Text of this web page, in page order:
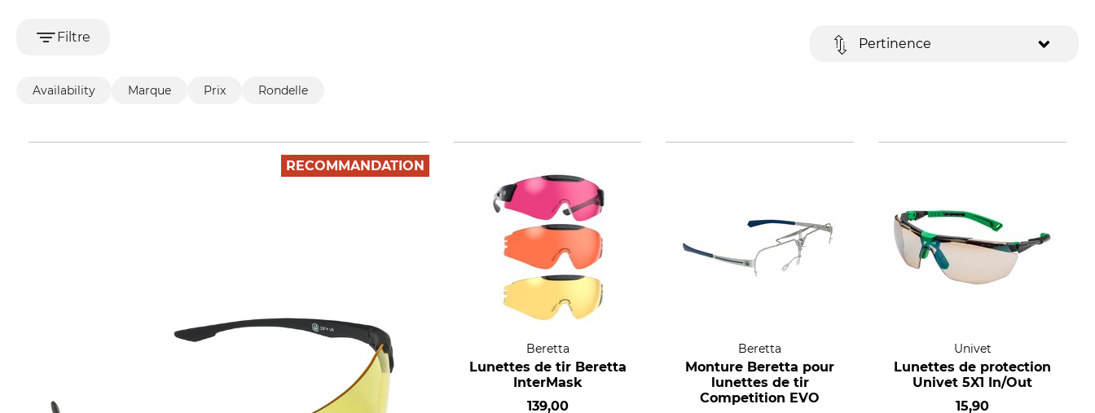
Filtre Pertinence
Availability Marque Prix Rondelle
RECOMMANDATION
Beretta
Lunettes de tir Beretta
InterMask
139,00
Beretta
Monture Beretta pour
lunettes de tir
Competition EVO
Univet
Lunettes de protection
Univet 5X1 In/Out
15,90